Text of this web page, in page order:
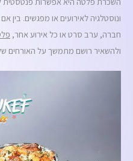
ונוסטלגיה לאירועים או מפגשים. בין
חברה, ערב סרט או כל אירוע אחר,
ולהשאיר רושם מתמשך על האורחים